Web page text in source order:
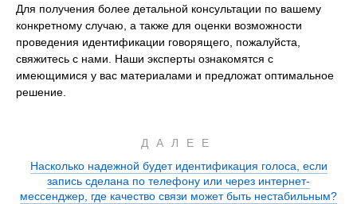
Для получения более детальной консультации по вашему
конкретному случаю, а также для оценки возможности
проведения идентификации говорящего, пожалуйста,
свяжитесь с нами. Наши эксперты ознакомятся с
имеющимися у вас материалами и предложат оптимальное
решение.
ДАЛЕЕ
Насколько надежной будет идентификация голоса, если
запись сделана по телефону или через интернет-
мессенджер, где качество связи может быть нестабильным?